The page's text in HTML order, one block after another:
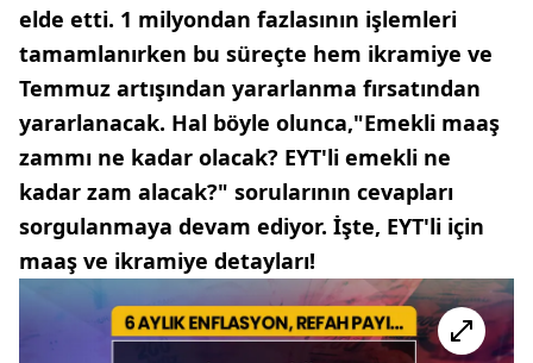
elde etti. 1 milyondan fazlasının işlemleri
tamamlanırken bu süreçte hem ikramiye ve
Temmuz artışından yararlanma fırsatından
yararlanacak. Hal böyle olunca,"Emekli maaş
zammı ne kadar olacak? EYT'li emekli ne
kadar zam alacak?" sorularının cevapları
sorgulanmaya devam ediyor. İşte, EYT'li için
maaş ve ikramiye detayları!